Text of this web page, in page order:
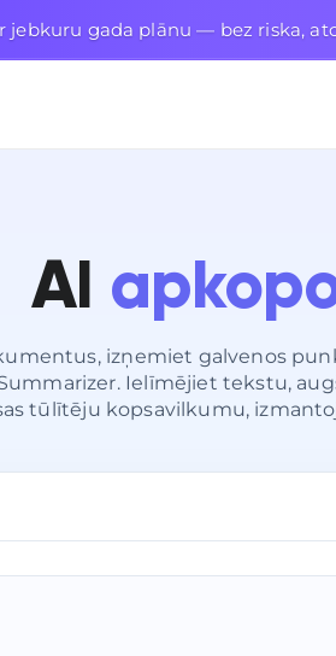
jebkuru gada plānu — bez riska,
AI
izņemiet galvenos
Ielīmējiet tekstu,
tūlītēju kopsavilkumu,